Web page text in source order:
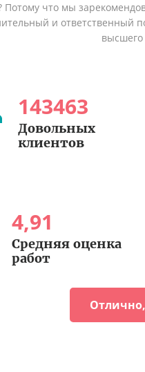
Потому что мы
и ответственный
высшего
143463
Довольных
клиентов
4,91
Средняя оценка
работ